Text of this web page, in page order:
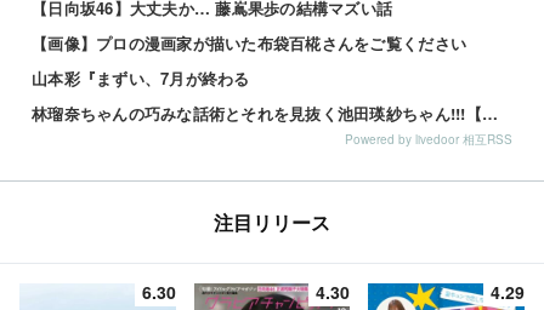
【日向坂46】大丈夫か… 藤嶌果歩の結構マズい話
【画像】プロの漫画家が描いた布袋百椛さんをご覧ください
山本彩『まずい、7月が終わる
林瑠奈ちゃんの巧みな話術とそれを見抜く池田瑛紗ちゃん!!!【乃木坂46】
Powered by livedoor 相互RSS
注目リリース
6.30 4.30 4.29